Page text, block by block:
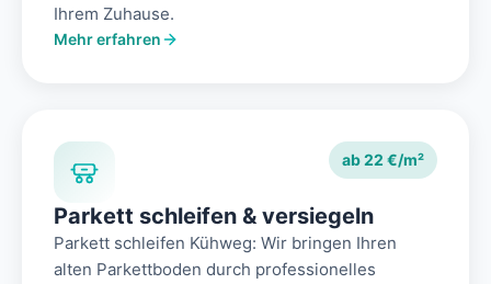
Ihrem Zuhause.
Mehr erfahren
ab 22 €/m²
Parkett schleifen & versiegeln
Parkett schleifen Kühweg: Wir bringen Ihren
alten Parkettboden durch professionelles